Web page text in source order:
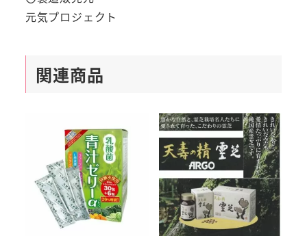
ル
ン
コ
ナ
元気プロジェクト
関連商品